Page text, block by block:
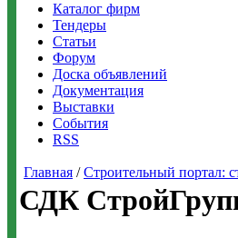
Каталог фирм
Тендеры
Статьи
Форум
Доска объявлений
Документация
Выставки
События
RSS
Главная /Строительный портал:
СДК